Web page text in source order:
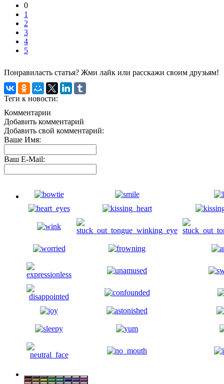
0
1
2
3
4
5
Понравиласть статья? Жми лайк или расскажи своим друзьям!
Теги к новости:
Комментарии
Добавить комментарий
Добавить свой комментарий:
Ваше Имя:
Ваш E-Mail: